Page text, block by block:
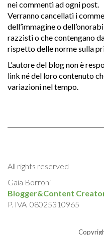
nei commenti ad ogni post.
Verranno cancellati i
dell’immagine o
razzisti o che contengano
rispetto delle norme sulla
L'autore del blog non è
link né del loro contenuto
variazioni nel tempo.
All rights reserved
Gaia Borroni
Blogger&Content
P. IVA 08025310965